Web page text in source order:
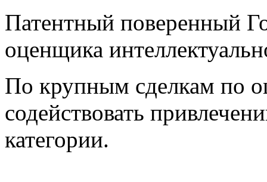
Патентный поверенный
оценщика
По крупным сделкам по
содействовать
категории.